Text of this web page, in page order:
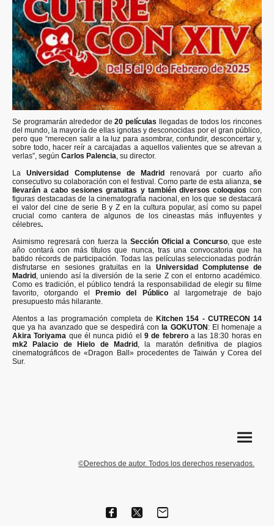
Se programarán alrededor de20 películas llegadas de todos los rincones
del mundo, la mayoría de ellas ignotas y desconocidas por el gran público,
pero que “merecen salir a la luz para asombrar, confundir, desconcertar y,
sobre todo, hacer reír a carcajadas a aquellos valientes que se atrevan a
verlas”, según Carlos Palencia, su director.
LaUniversidad Complutense de Madridrenovará por cuarto año
consecutivo su colaboración con el festival. Como parte de esta alianza, se
llevarán a cabo sesiones gratuitas y también diversos coloquios con
figuras destacadas de la cinematografía nacional, en los que se destacará
el valor del cine de serie B y Z en la cultura popular, así como su papel
crucial como cantera de algunos de los cineastas más influyentes y
célebres.
Asimismo regresará con fuerza la Sección Oficial a Concurso, que este
año contará con más títulos que nunca, tras una convocatoria que ha
batido récords de participación. Todas las películas seleccionadas podrán
disfrutarse en sesiones gratuitas en la Universidad Complutense de
Madrid , uniendo así la diversión de la serie Z con el entorno académico.
Como es tradición, el público tendrá la responsabilidad de elegir su filme
favorito, otorgando el
Premio del Públicoal largometraje de bajo
presupuesto más hilarante.
Atentos a las programación completa de Kitchen 154 - CUTRECON 14
que ya ha avanzado que se despedirá con la GOKUTON : El homenaje a
Akira Toriyama que él nunca pidió el9 de febreroa las 18:30 horas en
mk2 Palacio de Hielo de Madrid , la maratón definitiva de plagios
cinematográficos de «Dragon Ball» procedentes de Taiwán y Corea del
Sur.
©Derechos de autor. Todos los derechos reservados.